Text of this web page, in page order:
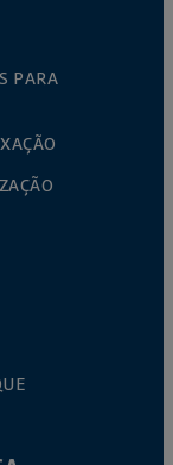
PARA